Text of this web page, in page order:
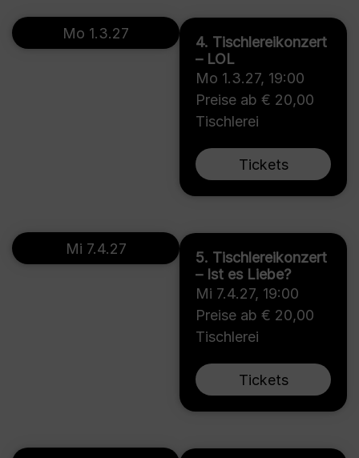
4. Tischlereikonzert
– LOL
Mo 1.3.27, 19:00
Preise ab € 20,00
Tischlerei
Tickets
Mo 1.3.27
5. Tischlereikonzert
– Ist es Liebe?
Mi 7.4.27, 19:00
Preise ab € 20,00
Tischlerei
Tickets
Mi 7.4.27